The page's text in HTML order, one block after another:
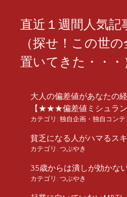
直近１週間人気記
（探せ！この世
置いてきた・・・
大人の偏差値があなたの
【★★★偏差値ミシュラ
カテゴリ: 独自企画・独自コンテ
貧乏になる人がハマるス
カテゴリ: つぶやき
35歳からは潰しが効かな
カテゴリ: つぶやき